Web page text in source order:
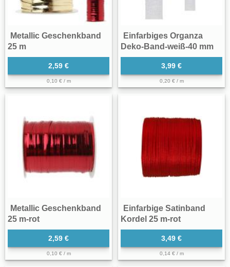
Metallic Geschenkband
25 m
2,59 €
0,10 € / m
Einfarbiges Organza
Deko-Band-weiß-40 mm
3,99 €
0,20 € / m
Metallic Geschenkband
25 m-rot
2,59 €
0,10 € / m
Einfarbige Satinband
Kordel 25 m-rot
3,49 €
0,14 € / m